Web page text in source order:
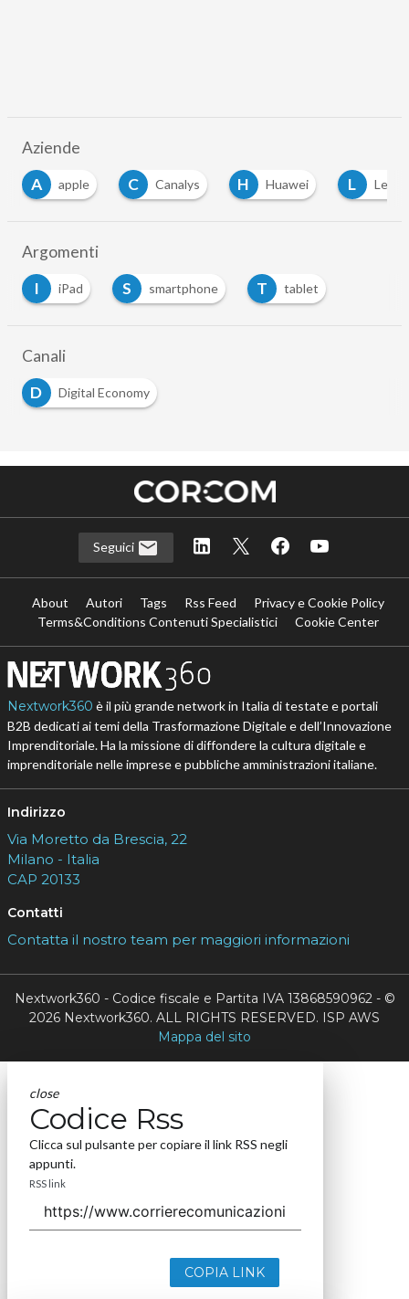
Aziende
A
apple C Canalys H Huawei L
Argomenti
I
iPad S smartphone T tablet
Canali
D
Digital Economy
Seguici
About Autori Tags Rss Feed
Privacy e Cookie Policy
Terms&Conditions Contenuti Specialistici
Cookie Center
Nextwork360 è il più grande network in Italia di testate e portali
B2B dedicati ai temi della Trasformazione Digitale e dell’Innovazione
Imprenditoriale. Ha la missione di diffondere la cultura digitale e
imprenditoriale nelle imprese e pubbliche amministrazioni italiane.
Indirizzo
Via Moretto da Brescia, 22
Milano - Italia
CAP 20133
Contatti
Contatta il nostro team per maggiori informazioni
Nextwork360 - Codice fiscale e Partita IVA 13868590962 - ©
2026 Nextwork360. ALL RIGHTS RESERVED. ISP AWS
Mappa del sito
close
Codice Rss
Clicca sul pulsante per copiare il link RSS negli
appunti.
RSS link
COPIA LINK